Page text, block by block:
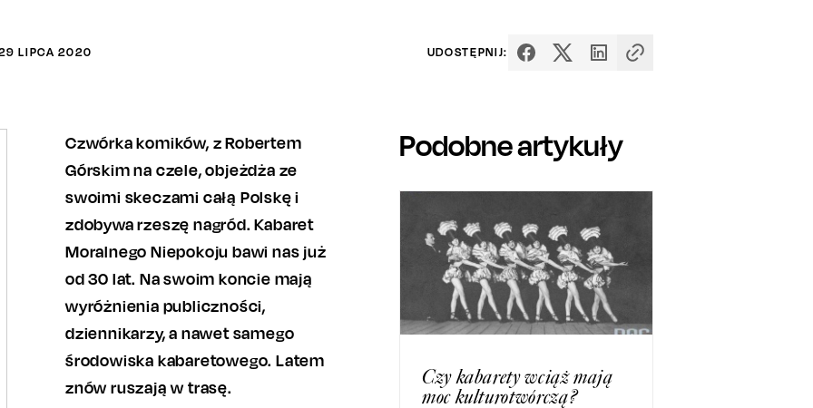
LIPCA 2020 UDOSTĘPNIJ:
Czwórka komików, z Robertem
Górskim na czele, objeżdża ze
swoimi skeczami całą Polskę i
zdobywa rzeszę nagród. Kabaret
Moralnego Niepokoju bawi nas już
od 30 lat. Na swoim koncie mają
wyróżnienia publiczności,
dziennikarzy, a nawet samego
środowiska kabaretowego. Latem
znów ruszają w trasę.
Podobne artykuły
Czy kabarety wciąż mają
moc kulturotwórczą?